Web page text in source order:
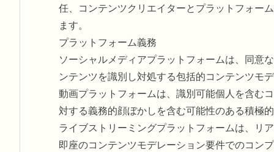
任、コンテンツクリエイターとプラットフォー
ます。
プラットフォーム義務
ソーシャルメディアプラットフォームは、同意
ンテンツを識別し対処する包括的コンテンツモ
動画プラットフォームは、識別可能個人を含む
対する義務的顔ぼかしを含む可能性のある積極
ライブストリーミングプラットフォームは、リ
即座のコンテンツモデレーション要件でのコン